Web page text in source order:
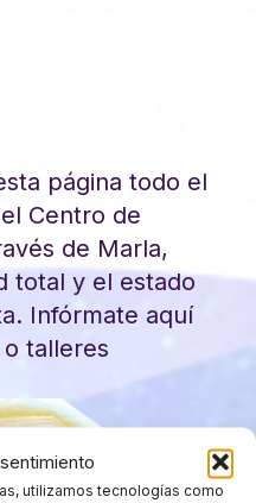
utilizamos tecnologías como
página todo el
Centro de
de Marla,
total y el estado
Infórmate aquí
talleres